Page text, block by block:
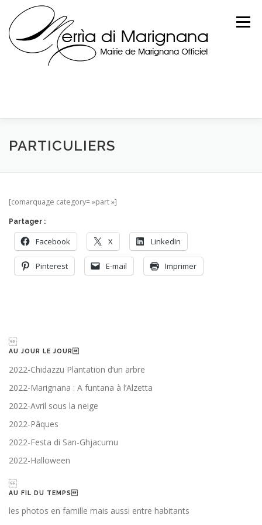
content
Menu
PARTICULIERS
[comarquage category= »part »]
Partager :
Facebook X LinkedIn
Pinterest E-mail Imprimer
AU JOUR LE JOUR
2022-Chidazzu Plantation d’un arbre
2022-Marignana : A funtana à l’Alzetta
2022-Avril sous la neige
2022-Pâques
2022-Festa di San-Ghjacumu
2022-Halloween
AU FIL DU TEMPS
les photos en famille mais aussi entre habitants